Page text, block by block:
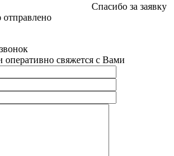
Спасибо за заявку
свяжется с Вами